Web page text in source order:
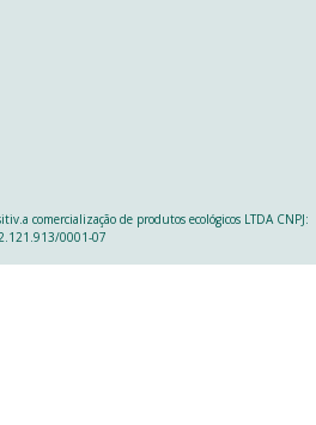
comercialização de produtos ecológicos LTDA CNPJ:
0001-07